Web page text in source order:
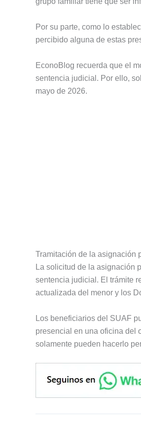
Por su parte, como lo
percibido alguna de estas
EconoBlog recuerda que el
sentencia judicial. Por ello,
mayo de 2026.
Tramitación de la asignación
La solicitud de la asignación
sentencia judicial. El trámite
actualizada del menor y los
Los beneficiarios del SUAF
presencial en una oficina del
solamente pueden hacerlo